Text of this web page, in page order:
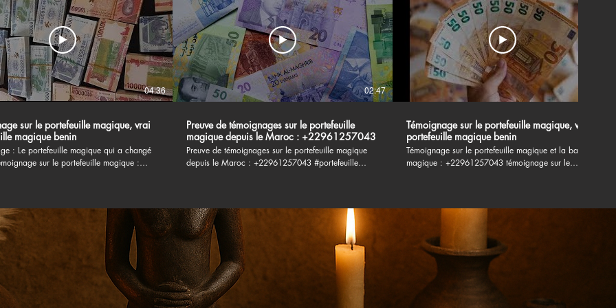
04:36
sur le portefeuille magique, vrai
magique benin
: Le portefeuille magique qui a changé
sur le portefeuille magique :
jamais y prêter attention. Mais
je peux vous dire une chose : le
magique a réellement transformé ma vie.
le jour où j’ai décidé de tenter ma
fatigué des difficultés financières, des
stress quotidien. J’avais besoin d’un
d’une lueur d’espoir… Et ce portefeuille
été cette opportunité. Témoignage sur le
02:47
Preuve de témoignages sur le portefeuille
magique depuis le Maroc : +22961257043
Preuve de témoignages sur le portefeuille magique
depuis le Maroc : +22961257043 #portefeuille
magique,témoignage sur le vrai portefeuille
magique,portefeuille magique marabout,le vrai
portefeuille magique,vrai portefeuille magique,vrai
témoignage sur le portefeuille magique,témoignage
du portefeuille magique,les dangers du portefeuille
magique,portefeuille magique en euro,le secret du
portefeuille magique,témoignage portefeuille
magique -~-~~-~~~-~~-~- Please watch: "La
Témoignage sur le portefeuille magique, vrai
portefeuille magique benin
Témoignage sur le portefeuille magique et la bague
magique : +22961257043 témoignage sur le
magique,vrai portefeuille magique,témoignage sur le
magique,portefeuille magique marabout,portefeuille
magique en euros,le vrai portefeuille
magique,témoignage du vrai portefeuille
magique,témoignage sur le porte monnaie magique
#portefeuillemagique #portefeuillemagique
#témoignage #portefeuille_magique_france